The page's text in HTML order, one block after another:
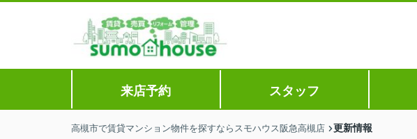
来店予約 スタッフ
高槻市で賃貸マンション物件を探すならスモハウス阪急高槻店 更新情報